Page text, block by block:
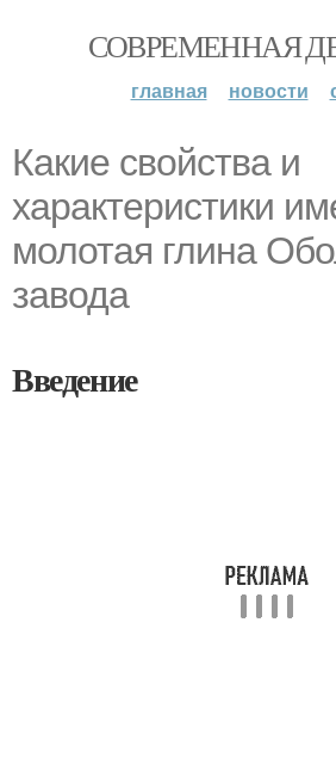
СОВРЕМЕННАЯ
главная новости
Какие свойства и
характеристики
молотая глина
завода
Введение